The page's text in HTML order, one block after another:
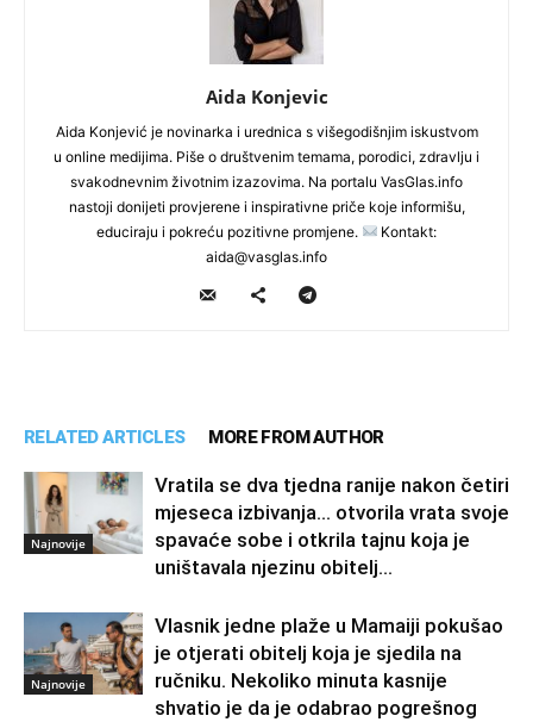
Aida Konjevic
Aida Konjević je novinarka i urednica s višegodišnjim iskustvom
u online medijima. Piše o društvenim temama, porodici, zdravlju i
svakodnevnim životnim izazovima. Na portalu VasGlas.info
nastoji donijeti provjerene i inspirativne priče koje informišu,
educiraju i pokreću pozitivne promjene.
Kontakt:
aida@vasglas.info
RELATED ARTICLES MORE FROM AUTHOR
Najnovije
Vratila se dva tjedna ranije nakon četiri
mjeseca izbivanja… otvorila vrata svoje
spavaće sobe i otkrila tajnu koja je
uništavala njezinu obitelj…
Najnovije
Vlasnik jedne plaže u Mamaiji pokušao
je otjerati obitelj koja je sjedila na
ručniku. Nekoliko minuta kasnije
shvatio je da je odabrao pogrešnog